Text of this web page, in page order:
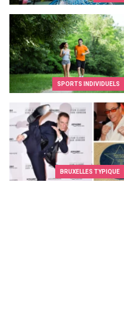
SPORTS INDIVIDUELS
Parcours de jogging en
BRUXELLES TYPIQUE
JCVD, le Bruxellois le plus